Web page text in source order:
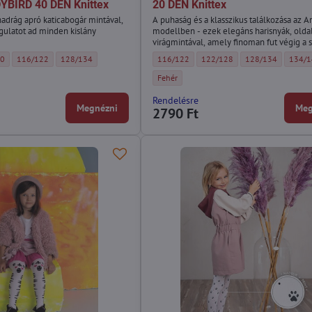
40 DEN Knittex
apró katicabogár mintával,
ad minden kislány
katicabogár mintával LADYBIRD 40 DEN Knittex - Méret:
katicabogár mintával LADYBIRD 40 DEN Knittex - Méret:
Lányka harisnyanadrág katicabogár mintával LADYBIRD 40 DEN Knittex - Méret:
116/122 Lányka harisnyanadrág katicabogár mintával LADYBIRD 40 DEN
128/134
katicabogár mintával LADYBIRD 40 DEN Knittex - Szín:
Megnézni
20 DEN Knittex
A puhaság és a klasszikus találkozása az
modellben - ezek elegáns harisnyák,
virágmintával, amely finoman fut végig a
optikailag karcsúsítja azt, kecses hatást
Gyermek mintás harisnya AMELISSE 20
116/122 Gyermek mintás harisnya
122/128 Gyermek mintás
128/134 134/
Gyermek mintás harisnya AMELISSE 20
Fehér
Rendelésre
2790 Ft